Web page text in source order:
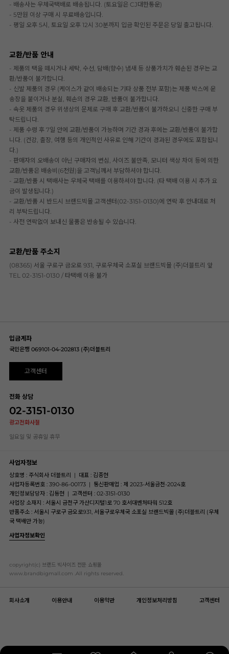
- 배송사는 우체국택배로 배송됩니다. (토요일은 CJ대한통운)
- 5만원 이상 구매 시 무료배송입니다.
- 평일 오후 5시, 토요일 오후 12시 30분까지 입금 확인된 주문은 당일 출고됩니다.
교환/반품 안내
- 제품의 택을 떼시거나 세탁, 수선, 담배(향수) 냄새 등 상품가치가 훼손된 경우는 교
환/반품이 불가합니다.
- 신발 제품의 경우 (케이스가 같이 배송되는 기타 상품 전부 포함)는 제품 박스에 운
송장을 붙이거나 분실, 훼손의 경우 교환, 반품이 불가합니다.
- 속옷 제품의 경우 위생상의 문제로 구매 후 교환/반품이 불가하오니 신중한 구매 부
탁드립니다.
- 제품 수령 후 7일 안에 교환/반품이 가능하며 기간 경과 후에는 교환/반품이 불가합
니다. (건강, 출장, 여행 등의 개인적인 사유로 인해 기간이 경과된 경우에도 포함됩니
다.)
- 판매자의 오배송이 아닌 구매자의 변심, 사이즈 불만족, 모니터 색상 차이 등에 의한
교환/반품은 배송비(6천원)을 고객님께서 부담하셔야 합니다.
- 교환/반품 시 택배사는 우체국 택배를 이용하셔야 합니다. (타 택배 이용 시 추가 요
금이 발생됩니다.)
- 교환/반품 시 반드시 브랜드빅몰 고객센터(02-3151-0130)에 연락 후 안내대로 처
리 부탁드립니다.
- 사전 연락없이 보내신 물품은 반송될 수 있습니다.
교환/반품 주소지
(08365) 서울 구로구 금오로 931, 구로우체국 소포실 브랜드빅몰 (주)더블트리 앞
TEL 02-3151-0130 / 타택배 이용 불가
입금계좌
국민은행 069101-04-202813 (주)더블트리
고객센터
전화 상담
02-3151-0130
광고전화사절
일요일 및 공휴일 휴무
사업자정보
상호명 : 주식회사 더블트리 | 대표 : 김종현
사업자등록번호 : 390-86-00173 | 통신판매업 : 제 2023-서울금천-2024호
개인정보담당자 : 김동현 | 고객센터 : 02-3151-0130
사업장 소재지 : 서울시 금천구 가산디지털1로 70 호서대벤처타워 512호
반품주소 : 서울시 구로구 금오로931, 서울구로우체국 소포실 브랜드빅몰 (주)더블트리 (우체
국 택배만 가능)
사업자정보확인
copyright(c) 브랜드 빅사이즈 전문 쇼핑몰
www.brandbigmall.com .All rights reserved.
회사소개 이용안내 이용약관 개인정보처리방침 고객센터